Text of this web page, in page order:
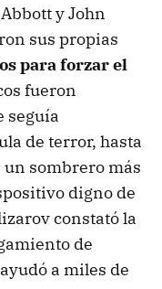
y John
sus propias
para forzar el
fueron
seguía
de terror, hasta
un sombrero más
digno de
constató la
de
a miles de